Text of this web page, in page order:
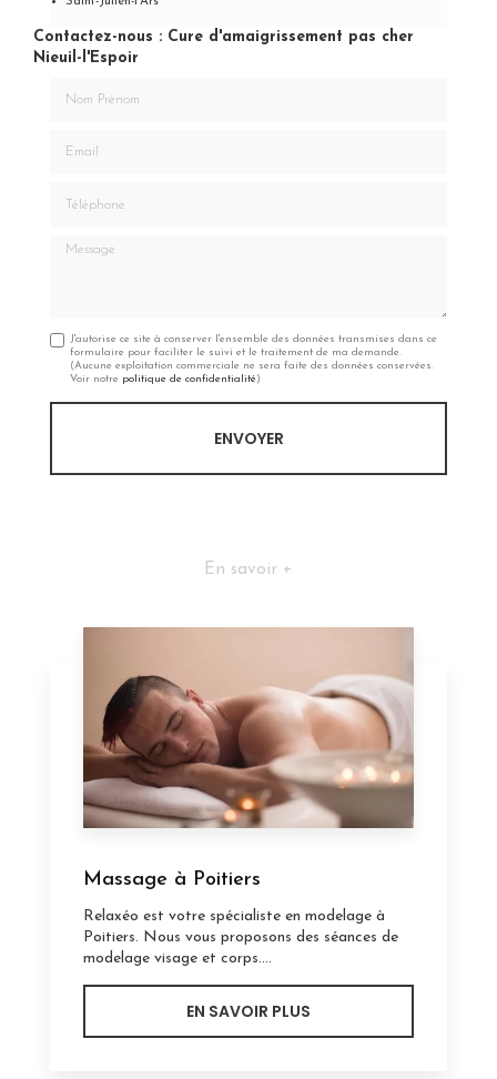
Contactez-nous : Cure d'amaigrissement pas cher
Nieuil-l'Espoir
Message
J'autorise ce site à conserver l'ensemble des données transmises dans ce
formulaire pour faciliter le suivi et le traitement de ma demande.
(Aucune exploitation commerciale ne sera faite des données conservées.
Voir notre politique de confidentialité)
En savoir +
Massage à Poitiers
Relaxéo est votre spécialiste en modelage à
Poitiers. Nous vous proposons des séances de
modelage visage et corps....
EN SAVOIR PLUS